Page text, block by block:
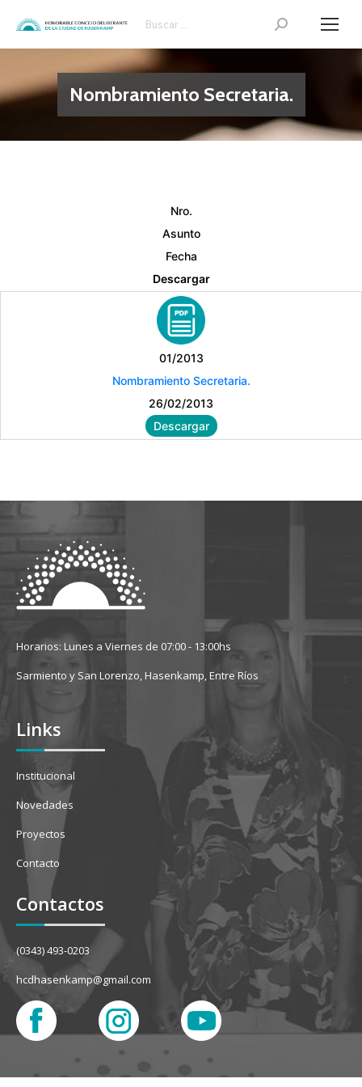
Search:
Nombramiento Secretaria.
Nro.
Asunto
Fecha
Descargar
01/2013
Nombramiento Secretaria.
26/02/2013
Descargar
Horarios: Lunes a Viernes de 07:00 - 13:00hs
Sarmiento y San Lorenzo, Hasenkamp, Entre Ríos
Links
Institucional
Novedades
Proyectos
Contacto
Contactos
(0343) 493-0203
hcdhasenkamp@gmail.com